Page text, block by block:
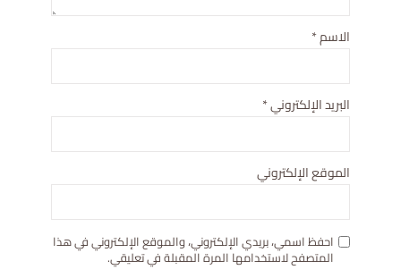
الاسم*
البريد الإلكتروني*
الموقع الإلكتروني
احفظ اسمي، بريدي الإلكتروني، والموقع الإلكتروني في هذا
المتصفح لاستخدامها المرة المقبلة في تعليقي.